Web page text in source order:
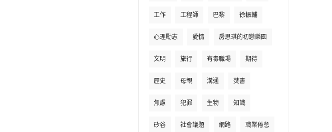
工作 工程師 巴黎 徐振輔
心理勵志 愛情 房思琪的初戀樂園
文明 旅行 有毒職場 期待
歷史 母親 溝通 焚書
焦慮 犯罪 生物 知識
矽谷 社會議題 網路 職業倦怠